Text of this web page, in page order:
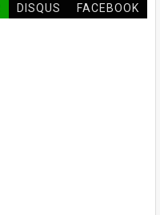
DISQUS FACEBOOK